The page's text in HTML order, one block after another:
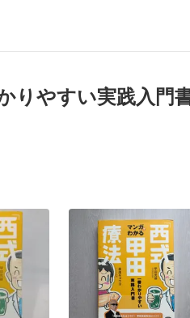
りやすい実践入門